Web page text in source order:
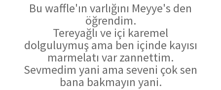
Bu waffle'ın varlığını Meyye's den
öğrendim.
Tereyağlı ve içi karemel
dolguluymuş ama ben içinde kayısı
marmelatı var zannettim.
Sevmedim yani ama seveni çok sen
bana bakmayın yani.